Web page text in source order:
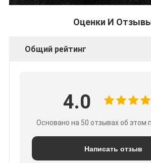
Оценки И
Общий рейтинг
4.0
Основано на 50 отзывах об этом
Написать отзыв